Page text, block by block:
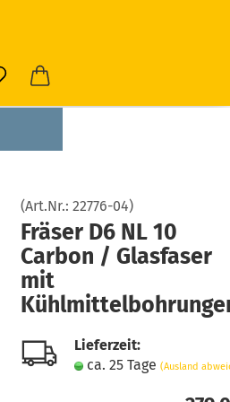
(Art.Nr.: 22776-04)
Fräser D6 NL 10
Carbon / Glasfaser
mit
Lieferzeit:
ca. 25 Tage (Ausland